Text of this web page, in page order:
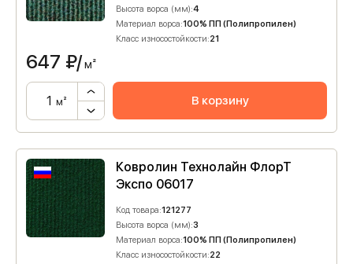
Высота ворса (мм):4
Материал ворса:100% ПП (Полипропилен)
Класс износостойкости:21
647 ₽/м²
м² В корзину
Ковролин Технолайн ФлорТ
Экспо 06017
Код товара:121277
Высота ворса (мм):3
Материал ворса:100% ПП (Полипропилен)
Класс износостойкости:22